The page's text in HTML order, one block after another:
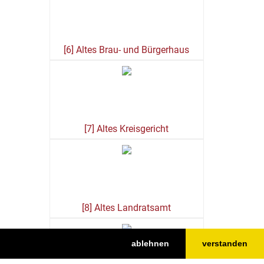
ablehnen verstanden
[6] Altes Brau- und Bürgerhaus
[7] Altes Kreisgericht
[8] Altes Landratsamt